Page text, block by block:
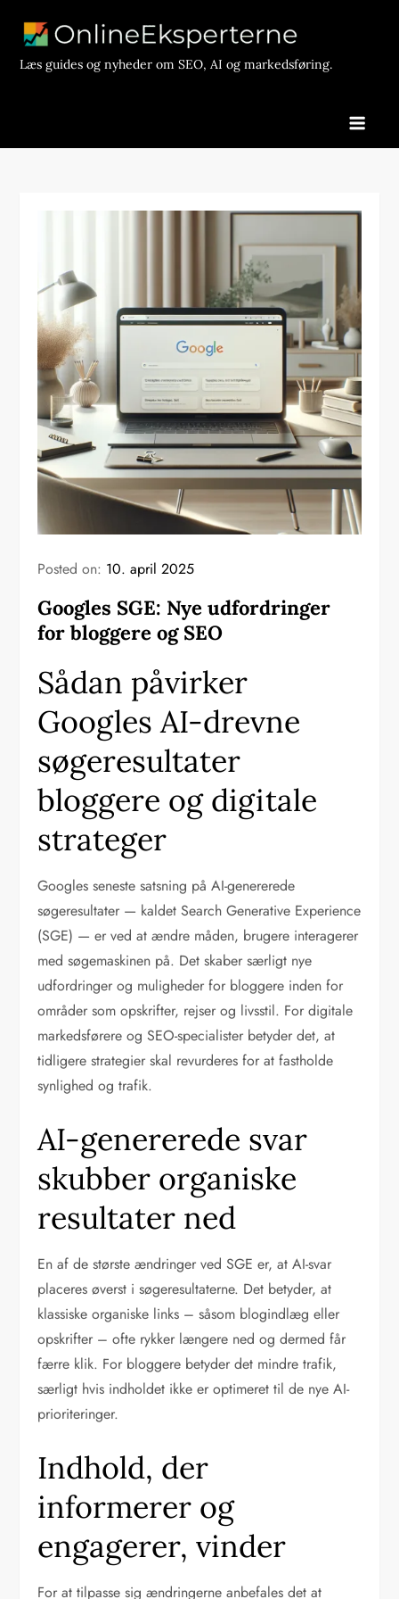
contentLæs guides og nyheder om SEO, AI og markedsføring.
Posted on: 10. april 2025
Googles SGE: Nye udfordringer
for bloggere og SEO
Sådan påvirker
Googles AI-drevne
søgeresultater
bloggere og digitale
strateger
Googles seneste satsning på AI-genererede
søgeresultater — kaldet Search Generative Experience
(SGE) — er ved at ændre måden, brugere interagerer
med søgemaskinen på. Det skaber særligt nye
udfordringer og muligheder for bloggere inden for
områder som opskrifter, rejser og livsstil. For digitale
markedsførere og SEO-specialister betyder det, at
tidligere strategier skal revurderes for at fastholde
synlighed og trafik.
AI-genererede svar
skubber organiske
resultater ned
En af de største ændringer ved SGE er, at AI-svar
placeres øverst i søgeresultaterne. Det betyder, at
klassiske organiske links – såsom blogindlæg eller
opskrifter – ofte rykker længere ned og dermed får
færre klik. For bloggere betyder det mindre trafik,
særligt hvis indholdet ikke er optimeret til de nye AI-
prioriteringer.
Indhold, der
informerer og
engagerer, vinder
For at tilpasse sig ændringerne anbefales det at